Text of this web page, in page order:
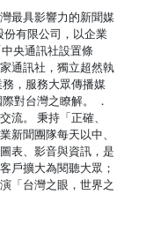
最具影響力的新聞媒
有限公司，以企業
央通訊社設置條
通訊社，獨立超然執
，服務大眾傳播媒
對台灣之瞭解。 ．
流。 秉持「正確、
新聞團隊每天以中、
表、影音與資訊，是
戶擴大為閱聽大眾；
「台灣之眼，世界之